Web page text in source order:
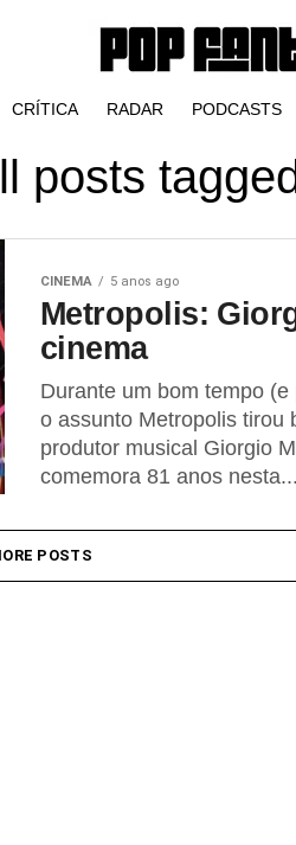
CRÍTICA RADAR PODCASTS
posts
CINEMA 5 anos ago
Metropolis:
cinema
Durante um bom tempo
o assunto Metropolis tirou
produtor musical Giorgio
comemora 81 anos nesta...
POSTS